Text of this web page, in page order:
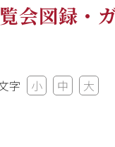
会図録・
字 小 中 大